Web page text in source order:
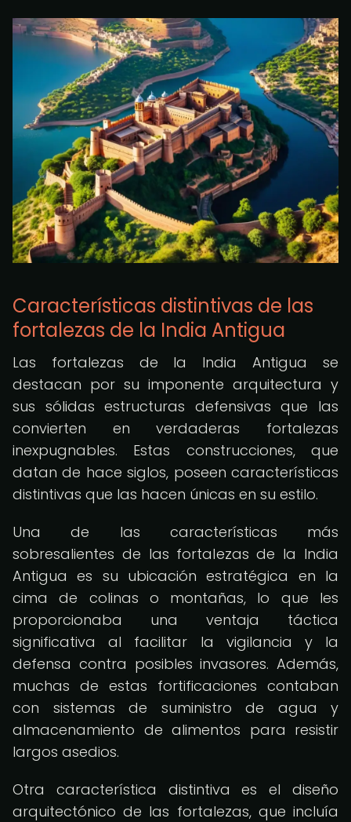
Características distintivas de las
fortalezas de la India Antigua
Las fortalezas de la India Antigua se
destacan por su imponente arquitectura y
sus sólidas estructuras defensivas que las
convierten en verdaderas fortalezas
inexpugnables. Estas construcciones, que
datan de hace siglos, poseen características
distintivas que las hacen únicas en su estilo.
Una de las características más
sobresalientes de las fortalezas de la India
Antigua es su ubicación estratégica en la
cima de colinas o montañas, lo que les
proporcionaba una ventaja táctica
significativa al facilitar la vigilancia y la
defensa contra posibles invasores. Además,
muchas de estas fortificaciones contaban
con sistemas de suministro de agua y
almacenamiento de alimentos para resistir
largos asedios.
Otra característica distintiva es el diseño
arquitectónico de las fortalezas, que incluía